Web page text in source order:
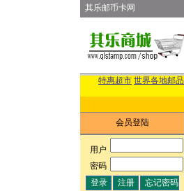
其乐邮币卡网
特惠超市 世界各地邮品
会员登陆
用户:
密码: